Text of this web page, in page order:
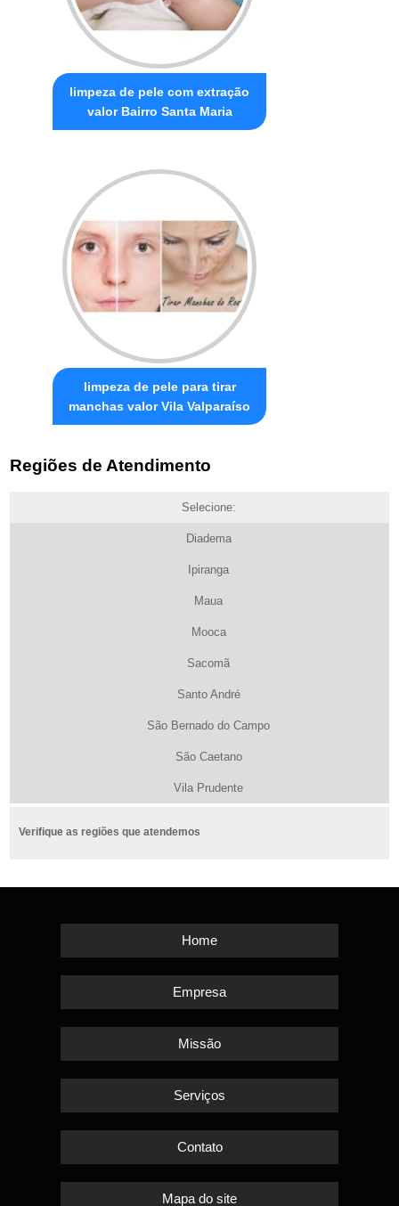
limpeza de pele com extração
valor Bairro Santa Maria
limpeza de pele para tirar
manchas valor Vila Valparaíso
Regiões de Atendimento
Selecione:
Diadema
Ipiranga
Maua
Mooca
Sacomã
Santo André
São Bernado do Campo
São Caetano
Vila Prudente
Verifique as regiões que atendemos
Home
Empresa
Missão
Serviços
Contato
Mapa do site